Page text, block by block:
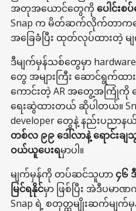
အတုအယောင်တွေကို ပေါင်းစ
Snap က မိတ်ဆက်လိုက်တာကတ
အခြေခံပြီး ထုတ်လုပ်ထားတဲ့ မ
ဒီမျက်မှန်သစ်တွေမှာ
တွေ အများကြီး ဆောင်ရွက်ထာ
ကောင်းတဲ့ AR အတွေ့အကြုံကို ပ
ရေးဆွဲထားတယ် ဆိုပါတယ်။
developer တွေနဲ့ နည်းပည
တစ်လ ၉၉ ဒေါ်လာနဲ့ ရောင်းခ
ဝယ်ယူပေးရမှာပါ။
မျက်မှန်ကို တပ်ဆင်သူဟာ ၄၆
မြင်ရနိုင်မှာ ဖြစ်ပြီး အဲဒီပမ
Snap ရဲ့ စတုတ္ထမျိုးဆက်မျက်